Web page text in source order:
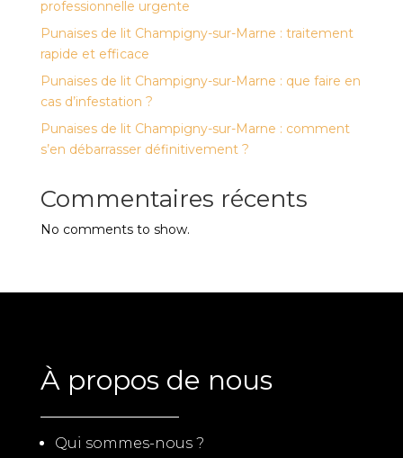
professionnelle urgente
Punaises de lit Champigny-sur-Marne : traitement
rapide et efficace
Punaises de lit Champigny-sur-Marne : que faire en
cas d’infestation ?
Punaises de lit Champigny-sur-Marne : comment
s’en débarrasser définitivement ?
Commentaires récents
No comments to show.
À propos de nous
Qui sommes-nous ?